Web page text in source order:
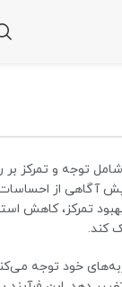
توجه و تمرکز
آگاهی از
تمرکز، کاهش
کند.
خود توجه